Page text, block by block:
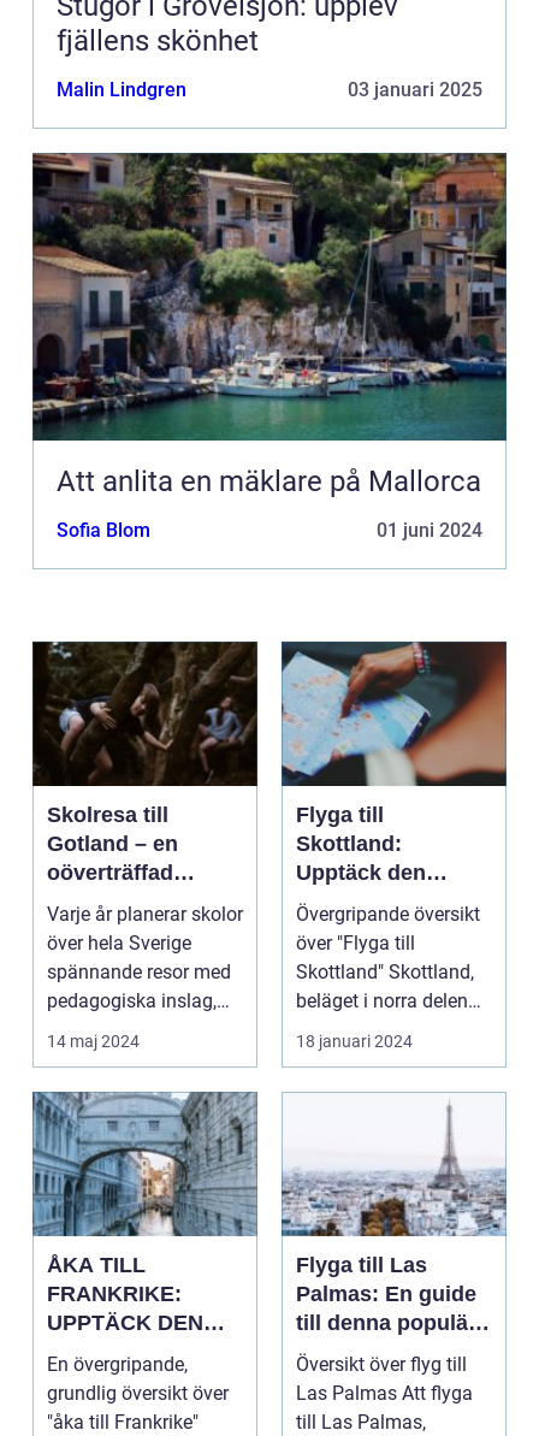
fjällens skönhet
Malin Lindgren 03 januari 2025
Att anlita en mäklare på Mallorca
Sofia Blom 01 juni 2024
Skolresa till
Gotland – en
oöverträffad
läroplan i levande
historia
Varje år planerar skolor
över hela Sverige
spännande resor med
pedagogiska inslag,
d...
14 maj 2024
Flyga till
Skottland:
Upptäck den
magnifika naturen
och rika historien
Övergripande översikt
över "Flyga till
Skottland" Skottland,
beläget i norra delen
av Storbritannie...
18 januari 2024
ÅKA TILL
FRANKRIKE:
UPPTÄCK DEN
MÅNGFALDIGA
SKÖNHETEN
En övergripande,
grundlig översikt över
"åka till Frankrike"
Flyga till Las
Palmas: En guide
till denna populära
destination
Översikt över flyg till
Las Palmas Att flyga
till Las Palmas,